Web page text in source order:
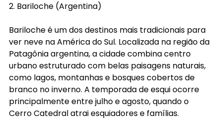
2. Bariloche (Argentina)
Bariloche é um dos destinos mais tradicionais para
ver neve na América do Sul. Localizada na região da
Patagônia argentina, a cidade combina centro
urbano estruturado com belas paisagens naturais,
como lagos, montanhas e bosques cobertos de
branco no inverno. A temporada de esqui ocorre
principalmente entre julho e agosto, quando o
Cerro Catedral atrai esquiadores e famílias.